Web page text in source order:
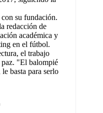
su fundación.
redacción de
académica y
en el fútbol.
el trabajo
"El balompié
basta para serlo